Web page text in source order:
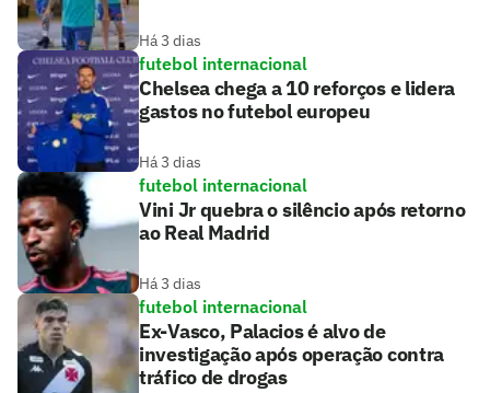
Há 3 dias
futebol internacional
Chelsea chega a 10 reforços e lidera
gastos no futebol europeu
Há 3 dias
futebol internacional
Vini Jr quebra o silêncio após retorno
ao Real Madrid
Há 3 dias
futebol internacional
Ex-Vasco, Palacios é alvo de
investigação após operação contra
tráfico de drogas